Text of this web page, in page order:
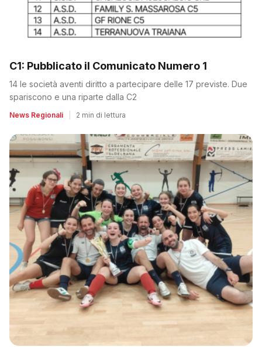
C1: Pubblicato il Comunicato Numero 1
14 le società aventi diritto a partecipare delle 17 previste. Due
spariscono e una riparte dalla C2
News Regionali 2 min di lettura